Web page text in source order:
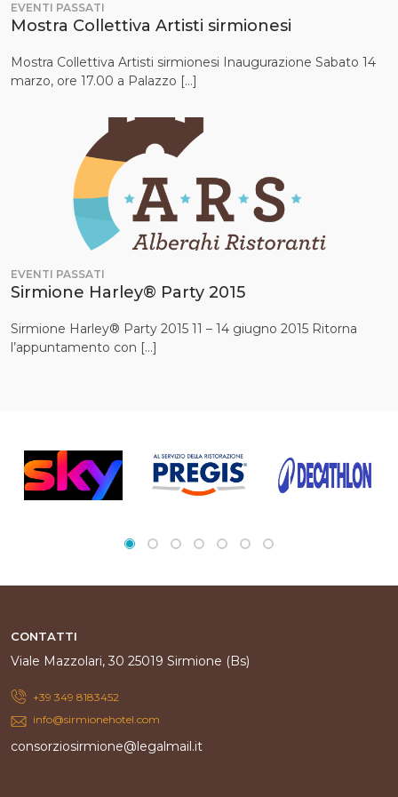
EVENTI PASSATI
Mostra Collettiva Artisti sirmionesi
Mostra Collettiva Artisti sirmionesi Inaugurazione Sabato 14
marzo, ore 17.00 a Palazzo […]
EVENTI PASSATI
Sirmione Harley® Party 2015
Sirmione Harley® Party 2015 11 – 14 giugno 2015 Ritorna
l’appuntamento con […]
CONTATTI
Viale Mazzolari, 30 25019 Sirmione (Bs)
+39 349 8183452
info@sirmionehotel.com
consorziosirmione@legalmail.it